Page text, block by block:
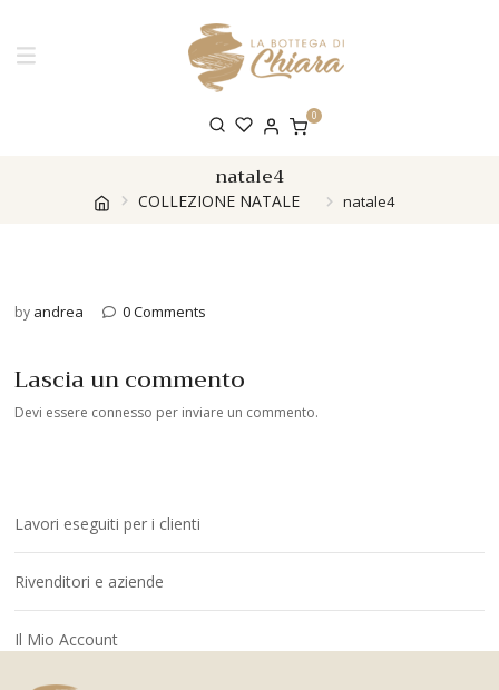
0
natale4
COLLEZIONE NATALE natale4
by andrea 0 Comments
Lascia un commento
Devi essere connesso per inviare un commento.
Lavori eseguiti per i clienti
Rivenditori e aziende
Il Mio Account